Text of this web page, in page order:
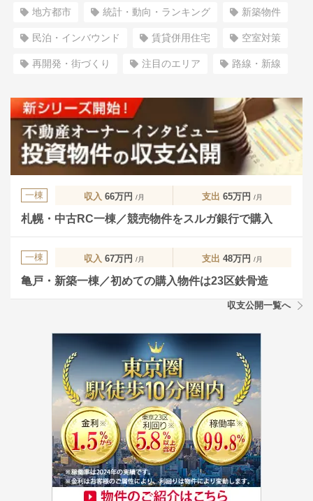
地方都市 統計・動向・ランキング 新築物件
民泊・インバウンド 賃貸併用住宅 空室対策
再開発・街づくり 注目のエリア 路線・新線
一棟 収入 66万円 /月 支出 65万円 /月
札幌・中古RC一棟／競売物件をスルガ銀行で購入
一棟 収入 67万円 /月 支出 48万円 /月
亀戸・新築一棟／初めての購入物件は23区鉄骨造
収支公開一覧へ